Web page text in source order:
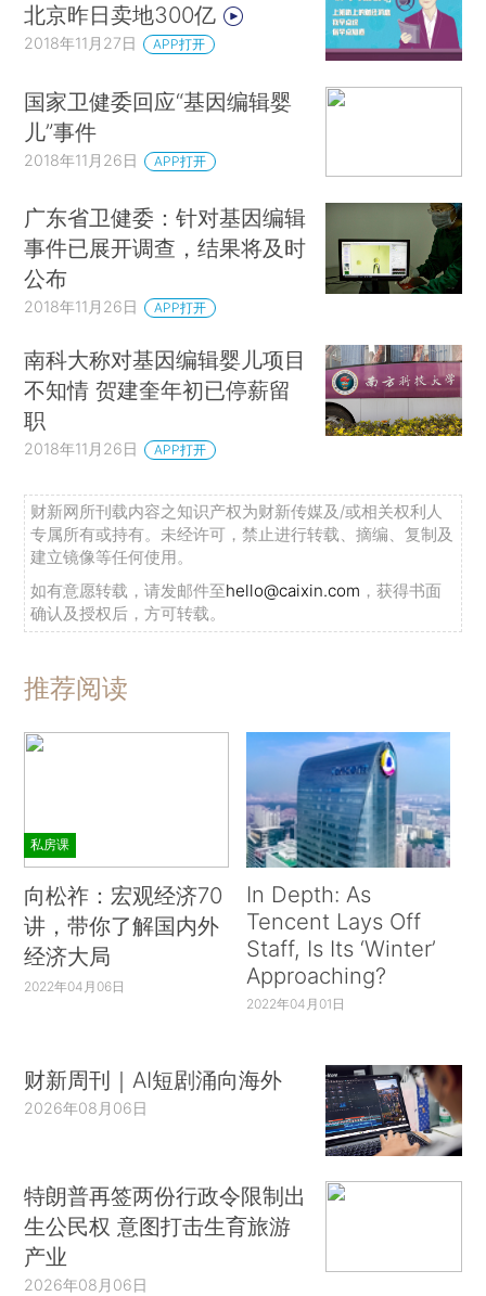
北京昨日卖地300亿
2018年11月27日 APP打开
国家卫健委回应“基因编辑婴
儿”事件
2018年11月26日 APP打开
广东省卫健委：针对基因编辑
事件已展开调查，结果将及时
公布
2018年11月26日 APP打开
南科大称对基因编辑婴儿项目
不知情 贺建奎年初已停薪留
职
2018年11月26日 APP打开
财新网所刊载内容之知识产权为财新传媒及/或相关权利人
专属所有或持有。未经许可，禁止进行转载、摘编、复制及
建立镜像等任何使用。
如有意愿转载，请发邮件至hello@caixin.com ，获得书面
确认及授权后，方可转载。
推荐阅读
私房课
向松祚：宏观经济70
讲，带你了解国内外
经济大局
2022年04月06日
In Depth: As
Tencent Lays Off
Staff, Is Its ‘Winter’
Approaching?
2022年04月01日
财新周刊｜AI短剧涌向海外
2026年08月06日
特朗普再签两份行政令限制出
生公民权 意图打击生育旅游
产业
2026年08月06日